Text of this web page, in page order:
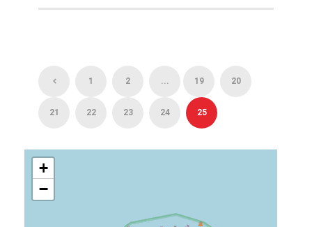
1 2 ... 19 20
21 22 23 24 25
+
−